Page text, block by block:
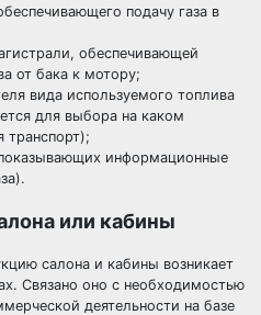
подачу газа в
обеспечивающей
от бака к мотору;
вида используемого топлива
для выбора на каком
транспорт);
информационные
или кабины
салона и кабины возникает
Связано оно с необходимостью
деятельности на базе